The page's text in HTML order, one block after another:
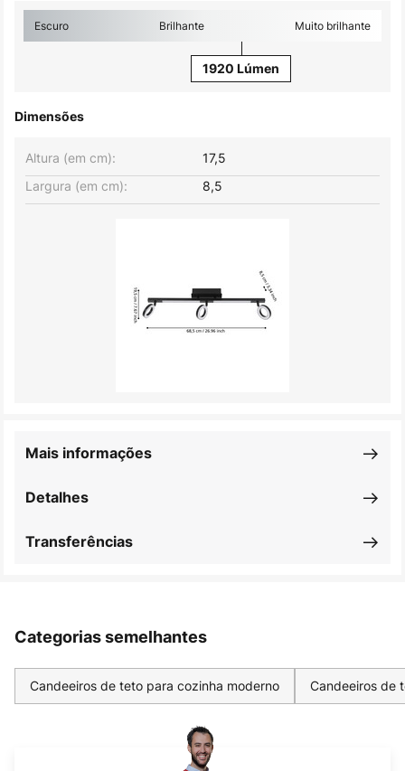
Escuro Brilhante Muito brilhante
1920 Lúmen
Dimensões
Largura (em cm): 8,5
Altura (em cm): 17,5
Detalhes
Mais informações
Transferências
Categorias semelhantes
Candeeiros de teto para cozinha moderno Candeeiros de